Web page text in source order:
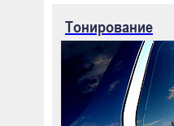
Тонирование